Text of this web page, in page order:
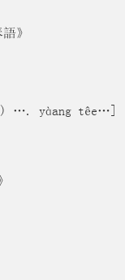
》
…. yàang têe…]